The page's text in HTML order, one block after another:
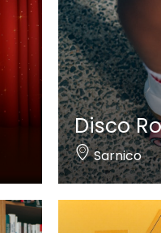
Disco
Sarnico